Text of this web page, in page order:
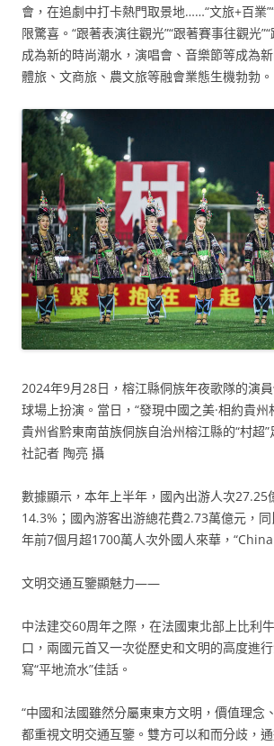
會，在追劇中打卡熱門取景地……“文旅+百業
限驚喜。“跟著表演往觀光”“跟著賽事往觀光
成為新的時尚潮水，演唱會、音樂節等成為
體旅、文商旅、農文旅等融會業態生機勃勃。
2024年9月28日，榕江縣侗族年夜歌隊的演
球場上扮演。當日，“發現中國之美·相約貴州
貴州省黔東南苗族侗族自治州榕江縣的“村超
社記者 陶亮 攝
數據顯示，本年上半年，國內出游人次27.25
14.3%；國內游客出游總花費2.73萬億元，
年前7個月超1700萬人次外國人來華，
文明交通互鑒顯魅力——
中法建交60周年之際，在法國東北部上比利
口，兩國元首又一次從歷史和文明的高度進
寫“平地流水”佳話。
“中國和法國雖然分屬東東方文明，價值理念
都重視文明交通互鑒。雙方可以和而分歧，